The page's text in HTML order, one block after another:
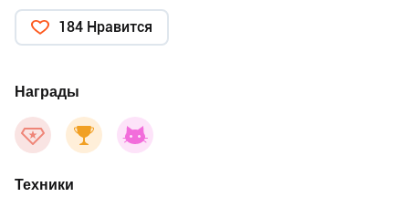
184 Нравится
Награды
Техники